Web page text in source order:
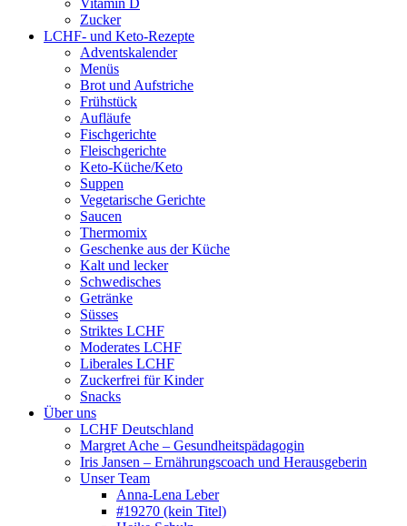
Vitamin D
Zucker
LCHF- und Keto-Rezepte
Adventskalender
Menüs
Brot und Aufstriche
Frühstück
Aufläufe
Fischgerichte
Fleischgerichte
Keto-Küche/Keto
Suppen
Vegetarische Gerichte
Saucen
Thermomix
Geschenke aus der Küche
Kalt und lecker
Schwedisches
Getränke
Süsses
Striktes LCHF
Moderates LCHF
Liberales LCHF
Zuckerfrei für Kinder
Snacks
Über uns
LCHF Deutschland
Margret Ache – Gesundheitspädagogin
Iris Jansen – Ernährungscoach und Herausgeberin
Unser Team
Anna-Lena Leber
#19270 (kein Titel)